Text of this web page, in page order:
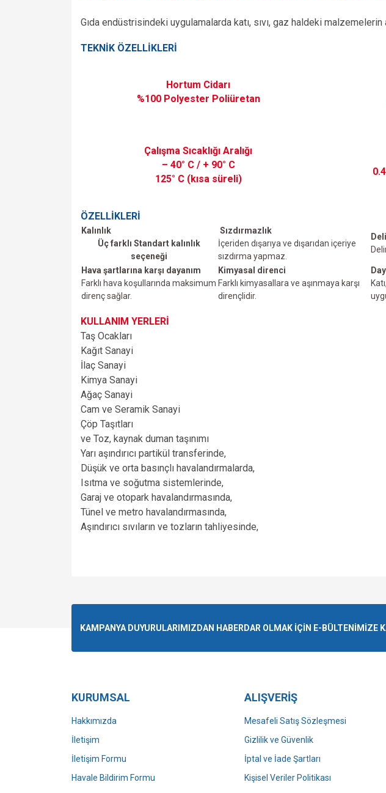
Gıda endüstrisindeki uygulamalarda katı, sıvı, gaz haldeki
TEKNİK ÖZELLİKLERİ
Hortum Cidarı
%100 Polyester Poliüretan
Çalışma Sıcaklığı Aralığı
– 40° C / + 90° C
125° C (kısa süreli)
ÖZELLİKLERİ
Kalınlık
Üç farklı Standart kalınlık
seçeneği
Sızdırmazlık
İçeriden dışarıya ve dışarıdan içeriye
sızdırma yapmaz.
Hava şartlarına karşı dayanım
Farklı hava koşullarında maksimum
direnç sağlar.
Kimyasal direnci
Farklı kimyasallara ve aşınmaya karşı
dirençlidir.
KULLANIM YERLERİ
Taş Ocakları
Kağıt Sanayi
İlaç Sanayi
Kimya Sanayi
Ağaç Sanayi
Cam ve Seramik Sanayi
Çöp Taşıtları
ve Toz, kaynak duman taşınımı
Yarı aşındırıcı partikül transferinde,
Düşük ve orta basınçlı havalandırmalarda,
Isıtma ve soğutma sistemlerinde,
Garaj ve otopark havalandırmasında,
Tünel ve metro havalandırmasında,
Aşındırıcı sıvıların ve tozların tahliyesinde,
Ürün resmi kalitesiz, bozuk veya görüntülenemiyor.
Bu ürüne benzer farklı alternatifler olmalı.
KAMPANYA DUYURULARIMIZDAN HABERDAR OLMAK İÇİN E-BÜLTENİMİZE
KURUMSAL
Hakkımızda
İletişim
İletişim Formu
Havale Bildirim Formu
ALIŞVERİŞ
Mesafeli Satış Sözleşmesi
Gizlilik ve Güvenlik
İptal ve İade Şartları
Kişisel Veriler Politikası